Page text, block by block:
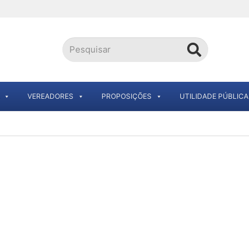
VEREADORES PROPOSIÇÕES UTILIDADE PÚBLICA